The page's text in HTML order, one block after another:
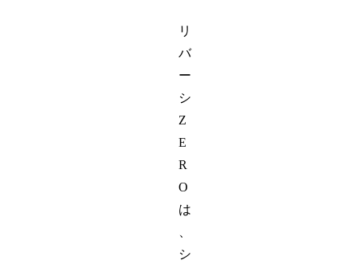
リ
バ
ー
シ
Z
E
R
O
は
シ